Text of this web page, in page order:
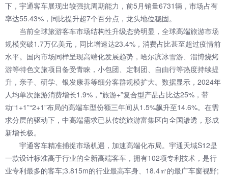
下，宇通客车展现出较强抗周期能力，前5月销量6731辆，市场占有
率达55.43%，同比提升超7个百分点，龙头地位稳固。
当前全球旅游客车市场结构性升级态势明显，全球高端旅游市场
规模突破1.7万亿美元，同比增速达23.4%，消费占比甚至超过疫情前
水平。国内市场同样呈现高端化发展趋势，哈尔滨冰雪游、淄博烧烤
游等特色文旅项目备受青睐，小包团、定制团、自由行等热度持续提
升，亲子、研学、银发康养等细分客群规模扩大。数据显示，2024年
人均单次旅游消费增长1.9%，“旅游+”复合型产品占比达25%，带
动“1+1”“2+1”布局的高端车型份额三年间从1.5%飙升至14.6%。在需
求分层的驱动下，中高端需求已从传统旅游富集区向全国渗透，形成
新增长极。​
宇通客车精准捕捉市场机遇，加速高端化布局。宇通天域S12是
一款设计标准高于行业的全新高端客车，拥有102项专利技术，是行
业专利最多的客车;3.815m的行业最高车身、18.4㎡的最广车窗视野;